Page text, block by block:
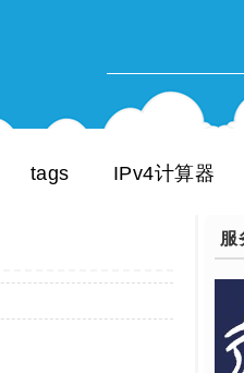
tags IPv4计算器
服